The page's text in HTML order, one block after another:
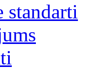
standarti